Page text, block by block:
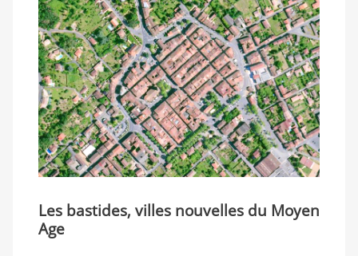
Les bastides, villes nouvelles du Moyen
Age